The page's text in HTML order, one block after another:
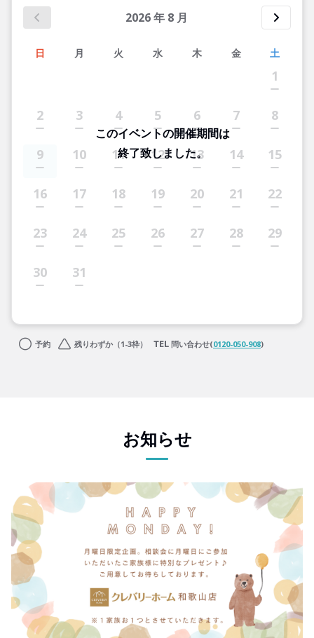
2026年 8 月
日 月 火 水 木 金 土
1
2 3 4 5 6 7 8
9 10 11 12 13 14 15
16 17 18 19 20 21 22
23 24 25 26 27 28 29
30 31
このイベントの開催期間は
終了致しました。
予約 残りわずか（1-3枠） 問い合わせ(0120-050-908)
お知らせ